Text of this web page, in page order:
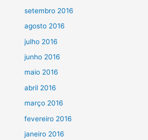
setembro 2016
agosto 2016
julho 2016
junho 2016
maio 2016
abril 2016
março 2016
fevereiro 2016
janeiro 2016